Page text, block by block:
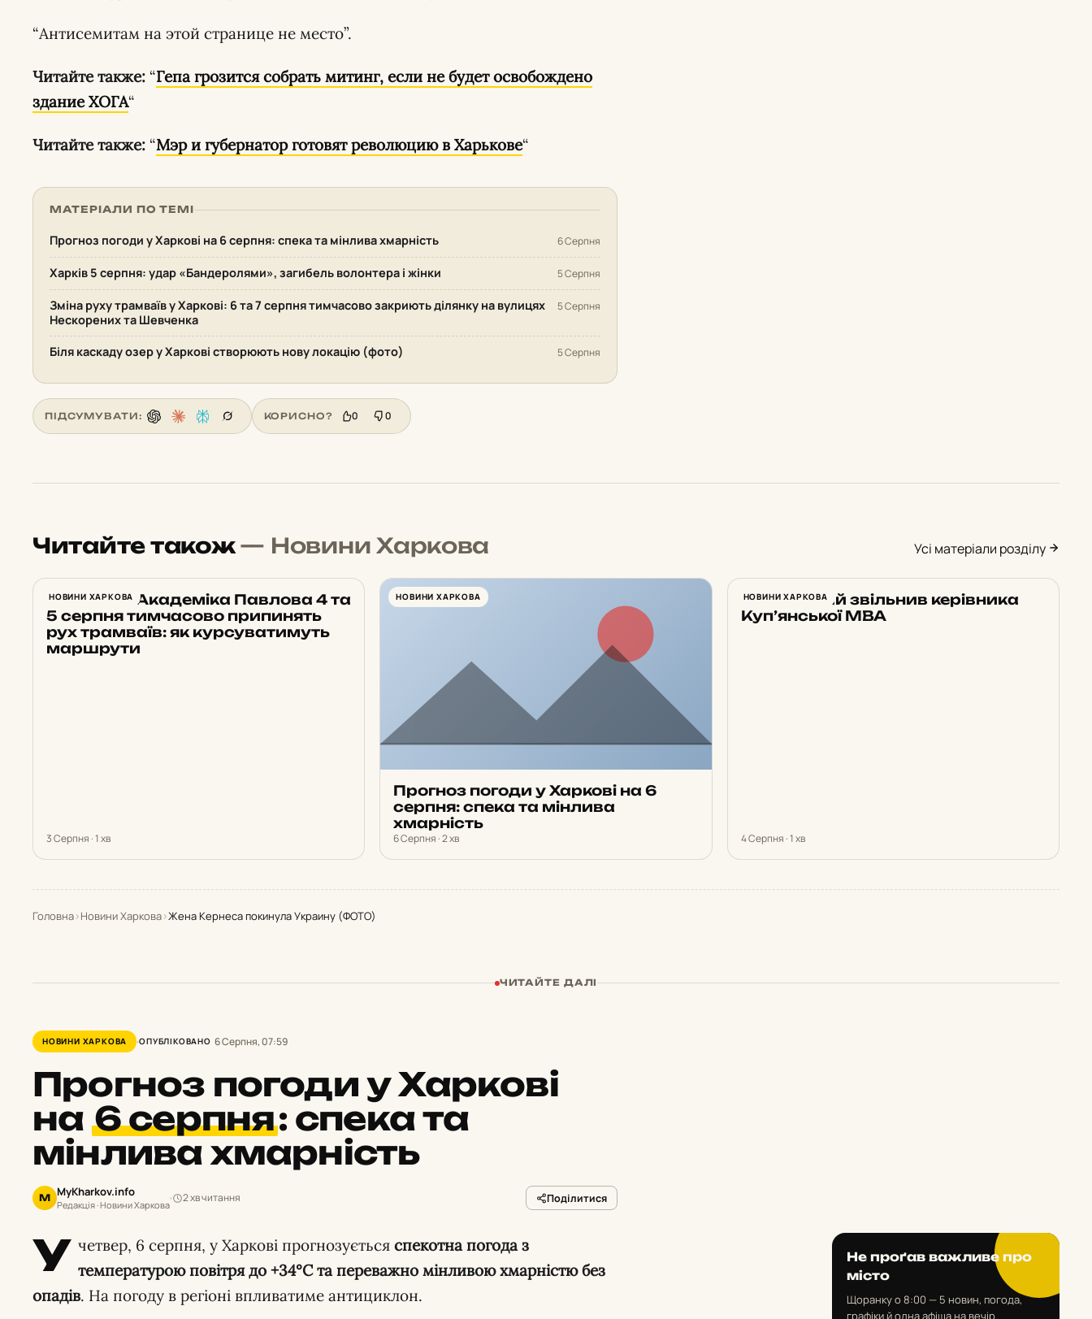
“Антисемитам на этой странице не место”.
Читайте также: “Гепа грозится собрать митинг, если не будет освобождено
здание ХОГА“
Читайте также: “Мэр и губернатор готовят революцию в Харькове“
МАТЕРІАЛИ ПО ТЕМІ
Прогноз погоди у Харкові на 6 серпня: спека та мінлива хмарність 6 Серпня
Харків 5 серпня: удар «Бандеролями», загибель волонтера і жінки 5 Серпня
Зміна руху трамваїв у Харкові: 6 та 7 серпня тимчасово закриють ділянку на вулицях
Нескорених та Шевченка
5 Серпня
Біля каскаду озер у Харкові створюють нову локацію (фото) 5 Серпня
ПІДСУМУВАТИ: КОРИСНО? 0 0
Читайте також— Новини Харкова Усі матеріали розділу
НОВИНИ ХАРКОВА
На вулиці Академіка Павлова 4 та
5 серпня тимчасово припинять
рух трамваїв: як курсуватимуть
маршрути
3 Серпня · 1 хв
НОВИНИ ХАРКОВА
Прогноз погоди у Харкові на 6
серпня: спека та мінлива
хмарність
6 Серпня · 2 хв
НОВИНИ ХАРКОВА
Зеленський звільнив керівника
Куп’янської МВА
4 Серпня · 1 хв
Головна›Новини Харкова›Жена Кернеса покинула Украину (ФОТО)
ЧИТАЙТЕ ДАЛІ
НОВИНИ ХАРКОВА ОПУБЛІКОВАНО 6 Серпня, 07:59
Прогноз погоди у Харкові
на 6 серпня: спека та
мінлива хмарність
M MyKharkov.info
Редакція · Новини Харкова
2 хв читання Поділитися
У четвер, 6 серпня, у Харкові прогнозуєтьсяспекотна погода з
температурою повітря до +34°C та переважно мінливою хмарністю без
опадів. На погоду в регіоні впливатиме антициклон.
Не проґав важливе про
місто
Щоранку о 8:00 — 5 новин, погода,
графіки й одна афіша на вечір.